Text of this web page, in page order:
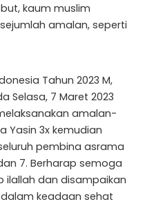
kaum muslim
amalan, seperti
Tahun 2023 M,
Selasa, 7 Maret 2023
amalan-
3x kemudian
pembina asrama
7. Berharap semoga
ilallah dan disampaikan
keadaan sehat